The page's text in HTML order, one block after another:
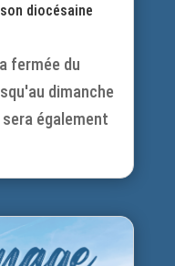
diocésaine
fermée du
dimanche
également